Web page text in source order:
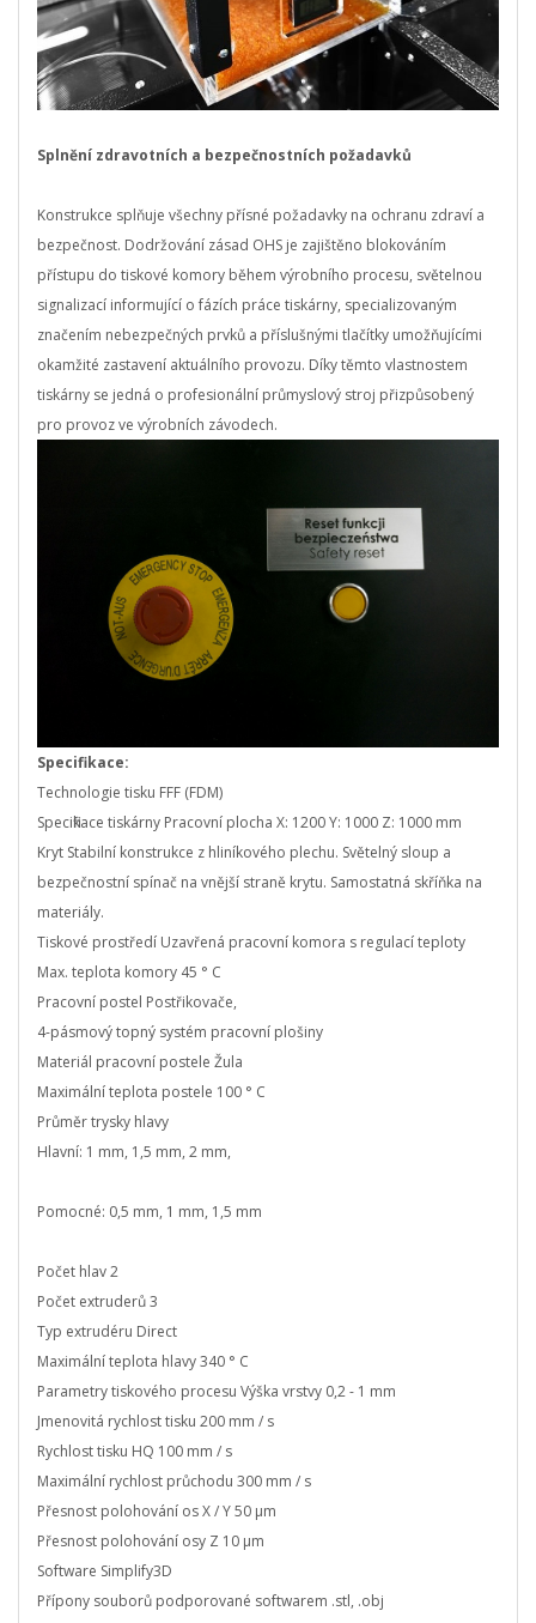
Splnění zdravotních a bezpečnostních požadavků
Konstrukce splňuje všechny přísné požadavky na ochranu zdraví a
bezpečnost. Dodržování zásad OHS je zajištěno blokováním
přístupu do tiskové komory během výrobního procesu, světelnou
signalizací informující o fázích práce tiskárny, specializovaným
značením nebezpečných prvků a příslušnými tlačítky umožňujícími
okamžité zastavení aktuálního provozu. Díky těmto vlastnostem
tiskárny se jedná o profesionální průmyslový stroj přizpůsobený
pro provoz ve výrobních závodech.
Specifikace:
Technologie tisku FFF (FDM)
Specifikace tiskárny Pracovní plocha X: 1200 Y: 1000 Z: 1000 mm
Kryt Stabilní konstrukce z hliníkového plechu. Světelný sloup a
bezpečnostní spínač na vnější straně krytu. Samostatná skříňka na
materiály.
Tiskové prostředí Uzavřená pracovní komora s regulací teploty
Max. teplota komory 45 ° C
Pracovní postel Postřikovače,
4-pásmový topný systém pracovní plošiny
Materiál pracovní postele Žula
Maximální teplota postele 100 ° C
Průměr trysky hlavy
Hlavní: 1 mm, 1,5 mm, 2 mm,
Pomocné: 0,5 mm, 1 mm, 1,5 mm
Počet hlav 2
Počet extruderů 3
Typ extrudéru Direct
Maximální teplota hlavy 340 ° C
Parametry tiskového procesu Výška vrstvy 0,2 - 1 mm
Jmenovitá rychlost tisku 200 mm / s
Rychlost tisku HQ 100 mm / s
Maximální rychlost průchodu 300 mm / s
Přesnost polohování os X / Y 50 µm
Přesnost polohování osy Z 10 µm
Software Simplify3D
Přípony souborů podporované softwarem .stl, .obj